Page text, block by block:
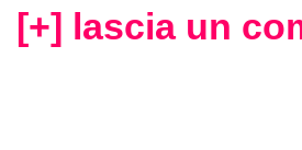
[+] lascia un